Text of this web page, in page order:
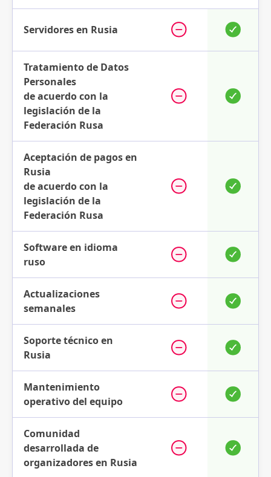
Servidores en Rusia
Tratamiento de Datos
Personales
de acuerdo con la
legislación de la
Federación Rusa
Aceptación de pagos en
Rusia
de acuerdo con la
legislación de la
Federación Rusa
Software en idioma
ruso
Actualizaciones
semanales
Soporte técnico en
Rusia
Mantenimiento
operativo del equipo
Comunidad
desarrollada de
organizadores en Rusia